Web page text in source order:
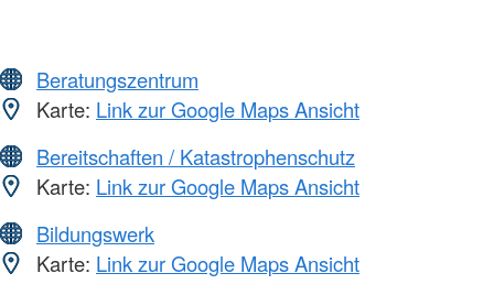
Beratungszentrum
Karte: Link zur Google Maps Ansicht
Bereitschaften / Katastrophenschutz
Karte: Link zur Google Maps Ansicht
Bildungswerk
Karte: Link zur Google Maps Ansicht